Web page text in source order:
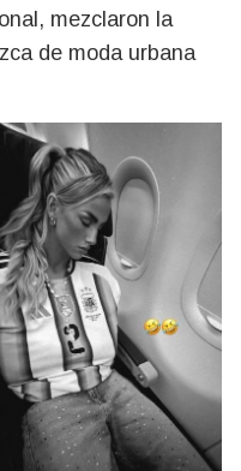
mezclaron la
de moda urbana